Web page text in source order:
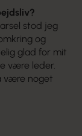
stod jeg
og
glad for mit
være leder.
være noget